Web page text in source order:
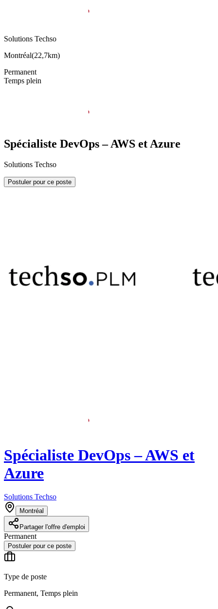
Solutions Techso
Montréal(22,7km)
Permanent
Temps plein
Spécialiste DevOps – AWS et Azure
Solutions Techso
Postuler pour ce poste
Spécialiste DevOps – AWS et
Azure
Solutions Techso
Montréal
Partager l'offre d'emploi
Permanent
Postuler pour ce poste
Type de poste
Permanent, Temps plein